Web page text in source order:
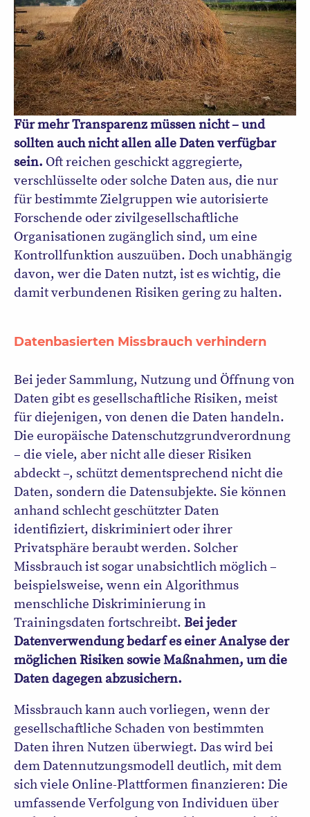
Für mehr Transparenz müssen nicht – und
sollten auch nicht allen alle Daten verfügbar
sein. Oft reichen geschickt aggregierte,
verschlüsselte oder solche Daten aus, die nur
für bestimmte Zielgruppen wie autorisierte
Forschende oder zivilgesellschaftliche
Organisationen zugänglich sind, um eine
Kontrollfunktion auszuüben. Doch unabhängig
davon, wer die Daten nutzt, ist es wichtig, die
damit verbundenen Risiken gering zu halten.
Datenbasierten Missbrauch verhindern
Bei jeder Sammlung, Nutzung und Öffnung von
Daten gibt es gesellschaftliche Risiken, meist
für diejenigen, von denen die Daten handeln.
Die europäische Datenschutzgrundverordnung
– die viele, aber nicht alle dieser Risiken
abdeckt –, schützt dementsprechend nicht die
Daten, sondern die Datensubjekte. Sie können
anhand schlecht geschützter Daten
identifiziert, diskriminiert oder ihrer
Privatsphäre beraubt werden. Solcher
Missbrauch ist sogar unabsichtlich möglich –
beispielsweise, wenn ein Algorithmus
menschliche Diskriminierung in
Trainingsdaten fortschreibt. Bei jeder
Datenverwendung bedarf es einer Analyse der
möglichen Risiken sowie Maßnahmen, um die
Daten dagegen abzusichern.
Missbrauch kann auch vorliegen, wenn der
gesellschaftliche Schaden von bestimmten
Daten ihren Nutzen überwiegt. Das wird bei
dem Datennutzungsmodell deutlich, mit dem
sich viele Online-Plattformen finanzieren: Die
umfassende Verfolgung von Individuen über